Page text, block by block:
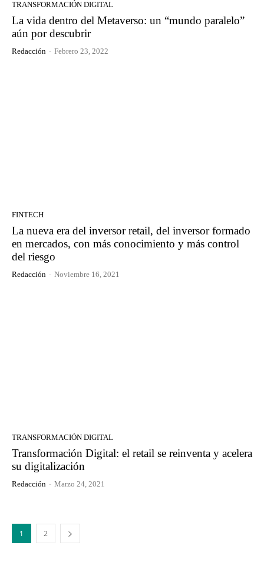
TRANSFORMACIÓN DIGITAL
La vida dentro del Metaverso: un “mundo paralelo”
aún por descubrir
Redacción - Febrero 23, 2022
FINTECH
La nueva era del inversor retail, del inversor formado
en mercados, con más conocimiento y más control
del riesgo
Redacción - Noviembre 16, 2021
TRANSFORMACIÓN DIGITAL
Transformación Digital: el retail se reinventa y acelera
su digitalización
Redacción - Marzo 24, 2021
1 2